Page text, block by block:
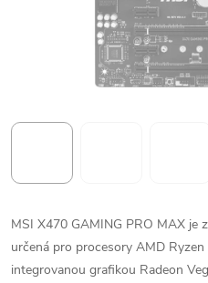
MSI X470 GAMING PRO MAX je
určená pro procesory AMD
integrovanou grafikou Radeon